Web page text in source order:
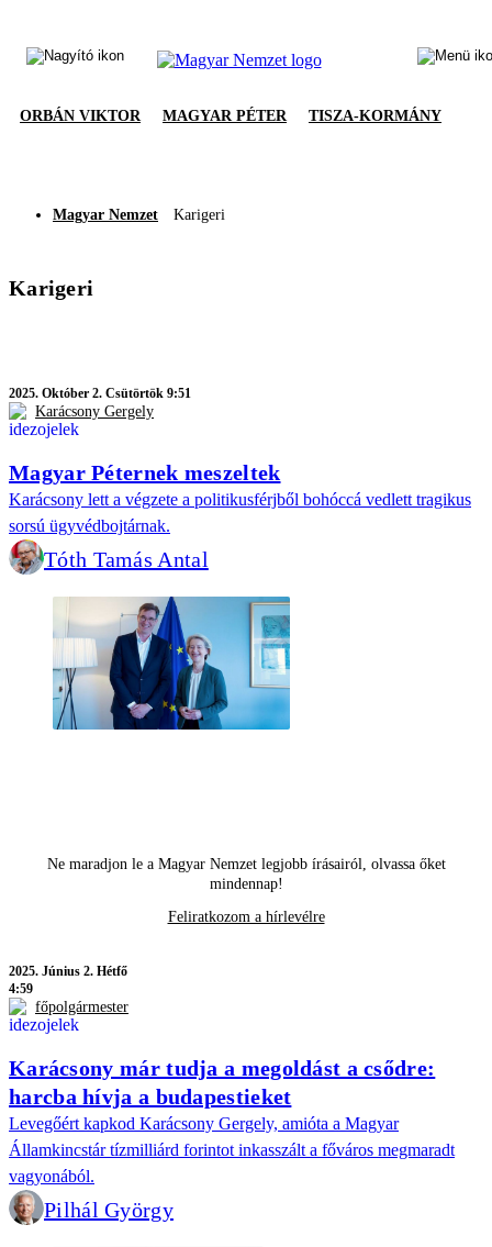
ORBÁN VIKTOR MAGYAR PÉTER TISZA-KORMÁNY
Magyar Nemzet Karigeri
Karigeri
2025. Október 2. Csütörtök 9:51
Karácsony Gergely
Magyar Péternek meszeltek
Karácsony lett a végzete a politikusférjből bohóccá vedlett tragikus
sorsú ügyvédbojtárnak.
Tóth Tamás Antal
Ne maradjon le a Magyar Nemzet legjobb írásairól, olvassa őket
mindennap!
Feliratkozom a hírlevélre
2025. Június 2. Hétfő
4:59
főpolgármester
Karácsony már tudja a megoldást a csődre:
harcba hívja a budapestieket
Levegőért kapkod Karácsony Gergely, amióta a Magyar
Államkincstár tízmilliárd forintot inkasszált a főváros megmaradt
vagyonából.
Pilhál György